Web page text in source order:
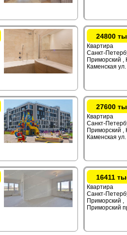
24800
Квартира
Санкт-
Приморский ,
Каменская ул.
27600
Квартира
Санкт-
Приморский ,
Каменская ул.
16411
Квартира
Санкт-
Приморский ,
Приморский